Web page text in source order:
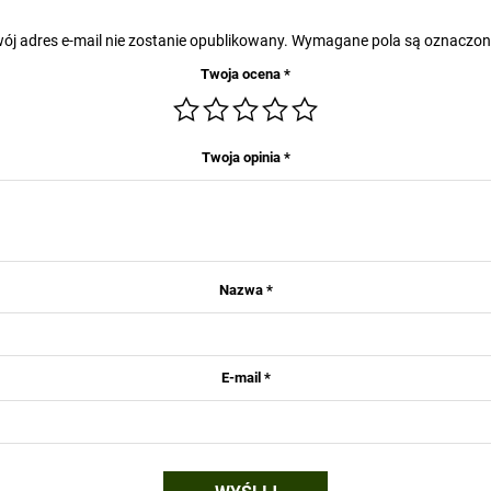
adres e-mail nie zostanie opublikowany. Wymagane pola są
Twoja ocena *
Twoja opinia *
Nazwa *
E-mail *